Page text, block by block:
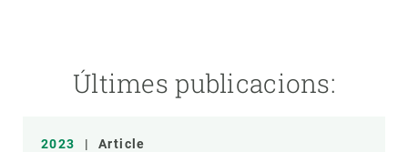
Últimes publicacions:
2023 | Article